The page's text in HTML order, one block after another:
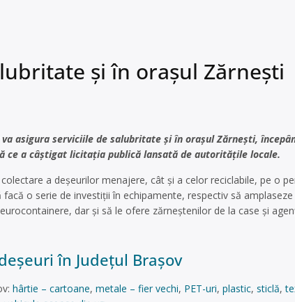
și în orașul Zărnești
asigura serviciile de salubritate și în orașul Zărnești,
ce a câștigat licitația publică lansată de autoritățile locale.
a deșeurilor menajere, cât și a celor reciclabile, pe o
facă o serie de investiții în echipamente, respectiv să
dar și să le ofere zărneștenilor de la case și
în Județul Brașov
hârtie – cartoane, metale – fier vechi, PET-uri, plastic, sticlă,